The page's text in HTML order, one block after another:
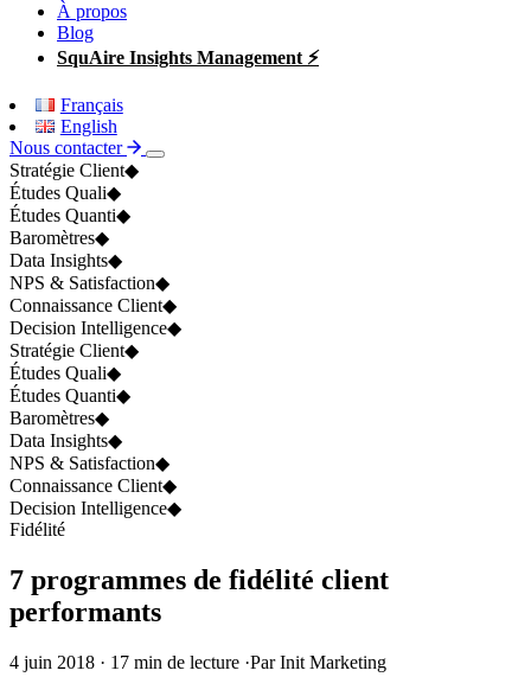
À propos
Blog
SquAire Insights Management ⚡
Français
English
Nous contacter
Stratégie Client◆
Études Quali◆
Études Quanti◆
Baromètres◆
Data Insights◆
NPS & Satisfaction◆
Connaissance Client◆
Decision Intelligence◆
Stratégie Client◆
Études Quali◆
Études Quanti◆
Baromètres◆
Data Insights◆
NPS & Satisfaction◆
Connaissance Client◆
Decision Intelligence◆
Fidélité
7 programmes de fidélité client
performants
4 juin 2018 · 17 min de lecture ·Par Init Marketing